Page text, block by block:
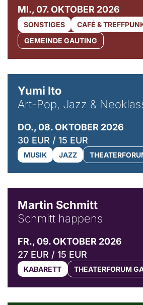
MI., 07. OKTOBER 2026
SONSTIGES
CAFÉ &
GEMEINDE GAUTING
Yumi Ito
Art-Pop, Jazz &
DO., 08. OKTOBER 2026
30 EUR / 15 EUR
MUSIK JAZZ
Martin Schmitt
Schmitt happens
FR., 09. OKTOBER 2026
27 EUR / 15 EUR
KABARETT THEATERFORUM